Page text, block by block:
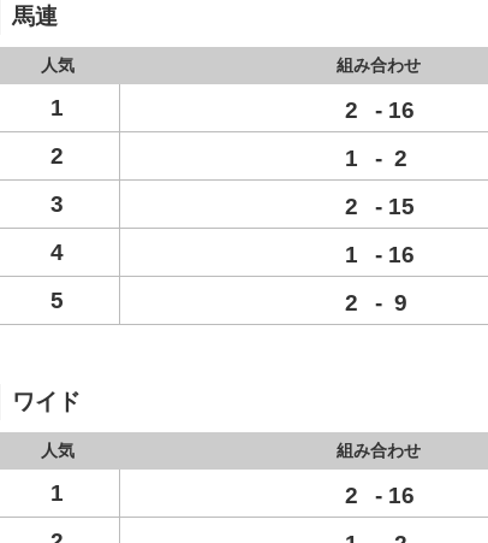
馬連
人気 組み合わせ
1 2 - 16
2
1 - 2
3
2 - 15
4
1 - 16
5
2 - 9
ワイド
人気 組み合わせ
1 2 - 16